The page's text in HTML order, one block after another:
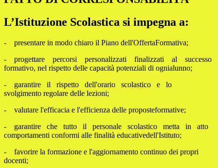
L’Istituzione Scolastica si impegna a:
- presentare in modo chiaro il Piano dell'OffertaFormativa;
- progettare percorsi personalizzati finalizzati al successo
formativo, nel rispetto delle capacità potenziali di ognialunno;
- garantire il rispetto dell'orario scolastico e lo
svolgimento regolare delle lezioni;
- valutare l'efficacia e l'efficienza delle proposteformative;
- garantire che tutto il personale scolastico metta in atto
comportamenti conformi alle finalità educativedell'Istituto;
- favorire la formazione e l'aggiornamento continuo dei propri
docenti;